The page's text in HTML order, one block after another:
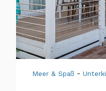
Meer & Spaß -